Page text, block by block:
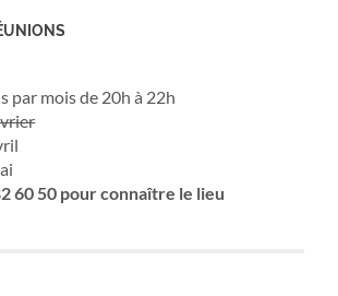
par mois de 20h à 22h
60 50 pour connaître le lieu